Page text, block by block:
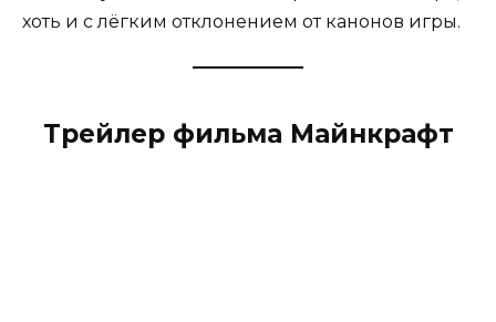
хоть и с лёгким отклонением от канонов игры.
Трейлер фильма Майнкрафт